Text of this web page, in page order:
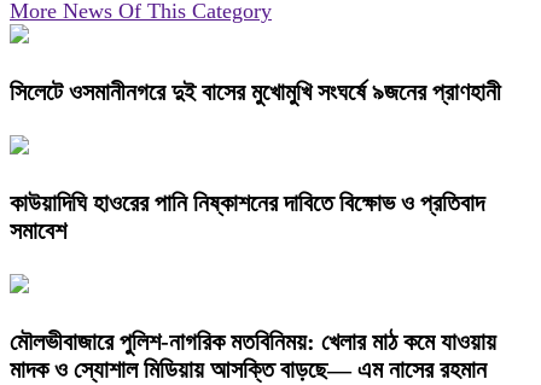
More News Of This Category
সিলেটে ওসমানীনগরে দুই বাসের মুখোমুখি সংঘর্ষে ৯জনের প্রাণহানী
কাউয়াদিঘি হাওরের পানি নিষ্কাশনের দাবিতে বিক্ষোভ ও প্রতিবাদ
সমাবেশ
মৌলভীবাজারে পুলিশ-নাগরিক মতবিনিময়: খেলার মাঠ কমে যাওয়ায়
মাদক ও স্যোশাল মিডিয়ায় আসক্তি বাড়ছে— এম নাসের রহমান